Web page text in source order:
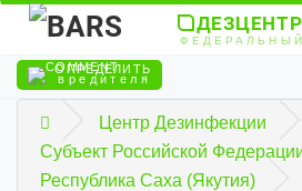
ДЕЗЦЕНТР
ФЕДЕРАЛЬНЫЙ
ОПРЕДЕЛИТЬ
вредителя
Центр Дезинфекции
Субъект Российской
Республика Саха (Якутия)